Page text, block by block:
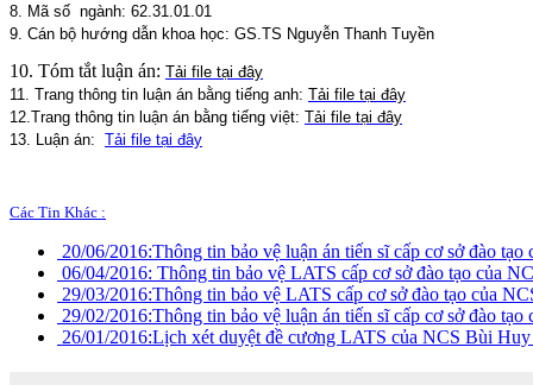
8. Mã số ngành: 62.31.01.01
9. Cán bộ hướng dẫn khoa học: GS.TS Nguyễn Thanh Tuyền
10. Tóm tắt luận án: Tải file tại đây
11. Trang thông tin luận án bằng tiếng anh: Tải file tại đây
12.Trang thông tin luận án bằng tiếng việt: Tải file tại đây
13. Luận án: Tải file tại đây
Các Tin Khác :
20/06/2016:Thông tin bảo vệ luận án tiến sĩ cấp cơ sở đào
06/04/2016: Thông tin bảo vệ LATS cấp cơ sở đào tạo của
29/03/2016:Thông tin bảo vệ LATS cấp cơ sở đào tạo của
29/02/2016:Thông tin bảo vệ luận án tiến sĩ cấp cơ sở đào
26/01/2016:Lịch xét duyệt đề cương LATS của NCS Bùi